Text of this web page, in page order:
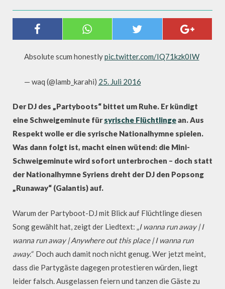
PARTYBOOT: DJ UND GÄSTE
VERARSCHEN SYRISCHE
Absolute scum honestlypic.twitter.com/IQ71kzk0IW
— waq (@lamb_karahi) 25. Juli 2016
Der DJ des „Partyboots“ bittet um Ruhe. Er kündigt
eine Schweigeminute fürsyrische Flüchtlingean. Aus
Respekt wolle er die syrische Nationalhymne spielen.
Was dann folgt ist, macht einen wütend: die Mini-
Schweigeminute wird sofort unterbrochen – doch statt
der Nationalhymne Syriens dreht der DJ den Popsong
„Runaway“ (Galantis) auf.
Warum der Partyboot-DJ mit Blick auf Flüchtlinge diesen
Song gewählt hat, zeigt der Liedtext: „I wanna run away | I
wanna run away | Anywhere out this place | I wanna run
away.“ Doch auch damit noch nicht genug. Wer jetzt meint,
dass die Partygäste dagegen protestieren würden, liegt
leider falsch. Ausgelassen feiern und tanzen die Gäste zu